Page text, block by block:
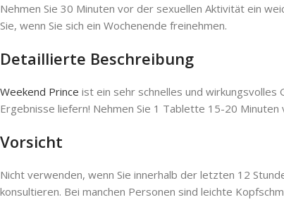
Nehmen Sie 30 Minuten vor der sexuellen Aktivität ein
Sie, wenn Sie sich ein Wochenende freinehmen.
Detaillierte Beschreibung
Weekend Prince ist ein sehr schnelles und
Ergebnisse liefern! Nehmen Sie 1 Tablette 15-20
Vorsicht
Nicht verwenden, wenn Sie innerhalb der letzten 12
konsultieren. Bei manchen Personen sind leichte